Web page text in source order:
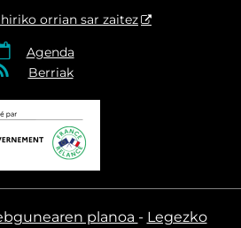
orrian sar zaitez
Agenda
Berriak
planoa Legezko